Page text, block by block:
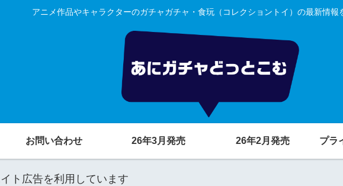
アニメ作品やキャラクターのガチャガチャ・食玩（コレクショントイ）の最新情報
お問い合わせ 26年3月発売 26年2月発売 プラ
ト広告を利用しています